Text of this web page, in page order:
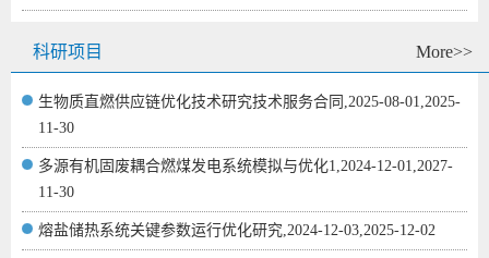
科研项目 More>>
生物质直燃供应链优化技术研究技术服务合同,2025-08-01,2025-
11-30
多源有机固废耦合燃煤发电系统模拟与优化1,2024-12-01,2027-
11-30
熔盐储热系统关键参数运行优化研究,2024-12-03,2025-12-02